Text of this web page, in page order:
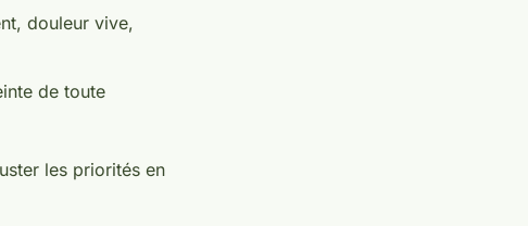
douleur vive,
de toute
les priorités en